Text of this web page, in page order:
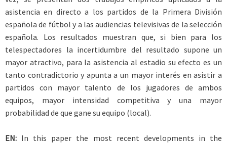
asistencia en directo a los partidos de la Primera División
española de fútbol y a las audiencias televisivas de la selección
española. Los resultados muestran que, si bien para los
telespectadores la incertidumbre del resultado supone un
mayor atractivo, para la asistencia al estadio su efecto es un
tanto contradictorio y apunta a un mayor interés en asistir a
partidos con mayor talento de los jugadores de ambos
equipos, mayor intensidad competitiva y una mayor
probabilidad de que gane su equipo (local).
EN: In this paper the most recent developments in the